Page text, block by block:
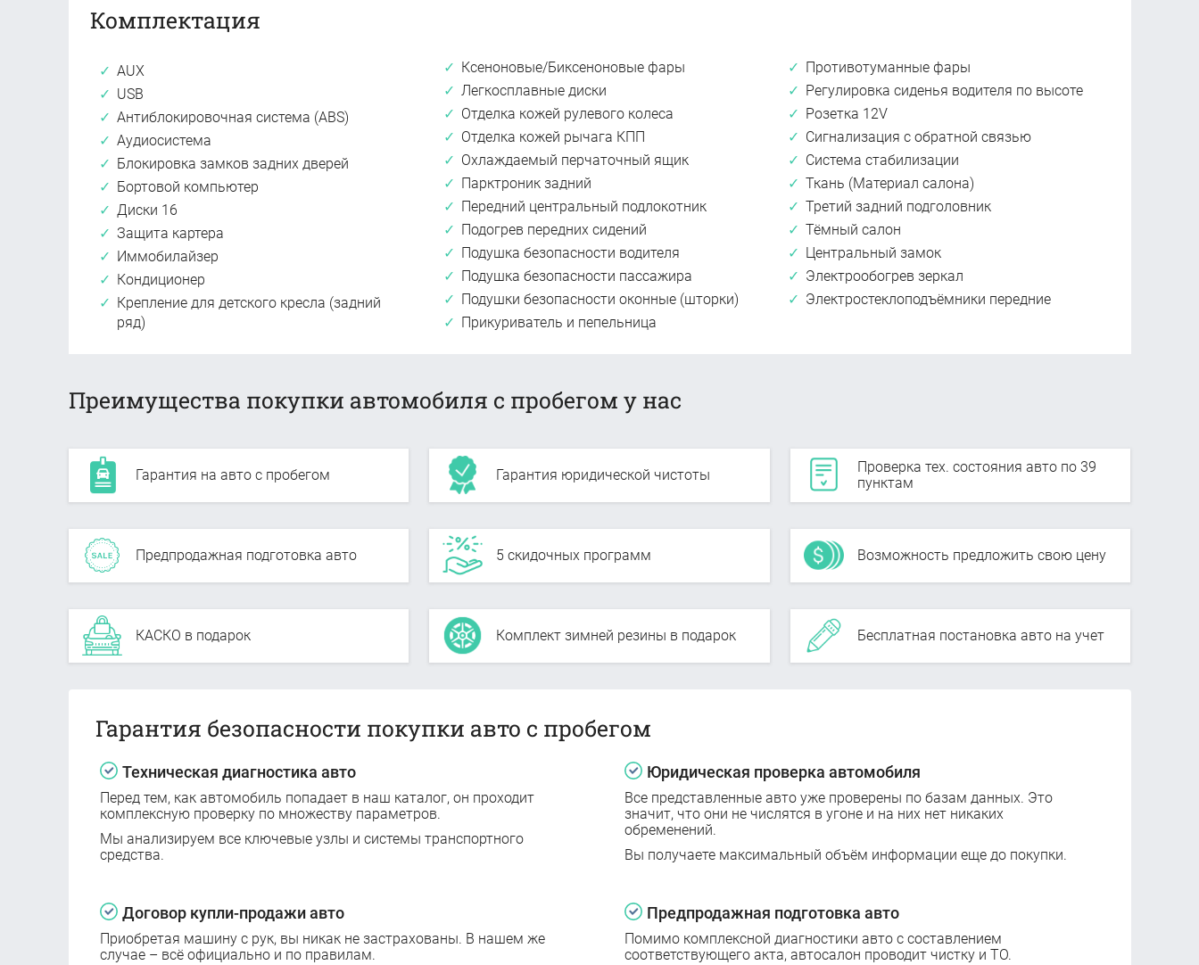
Комплектация
AUX
USB
Антиблокировочная система (ABS)
Аудиосистема
Блокировка замков задних дверей
Бортовой компьютер
Диски 16
Защита картера
Иммобилайзер
Кондиционер
Крепление для детского кресла (задний
ряд)
Ксеноновые/Биксеноновые фары
Легкосплавные диски
Отделка кожей рулевого колеса
Отделка кожей рычага КПП
Охлаждаемый перчаточный ящик
Парктроник задний
Передний центральный подлокотник
Подогрев передних сидений
Подушка безопасности водителя
Подушка безопасности пассажира
Подушки безопасности оконные (шторки)
Прикуриватель и пепельница
Противотуманные фары
Регулировка сиденья водителя по высоте
Розетка 12V
Сигнализация с обратной связью
Система стабилизации
Ткань (Материал салона)
Третий задний подголовник
Тёмный салон
Центральный замок
Электрообогрев зеркал
Электростеклоподъёмники передние
Преимущества покупки автомобиля с пробегом у нас
Гарантия на авто с пробегом Гарантия юридической чистоты
Проверка тех. состояния авто по 39
пунктам
Предпродажная подготовка авто 5 скидочных программ Возможность предложить свою цену
КАСКО в подарок Комплект зимней резины в подарок Бесплатная постановка авто на учет
Гарантия безопасности покупки авто с пробегом
Техническая диагностика авто
Перед тем, как автомобиль попадает в наш каталог, он проходит
комплексную проверку по множеству параметров.
Мы анализируем все ключевые узлы и системы транспортного
средства.
Юридическая проверка автомобиля
Все представленные авто уже проверены по базам данных. Это
значит, что они не числятся в угоне и на них нет никаких
обременений.
Вы получаете максимальный объём информации еще до покупки.
Договор купли-продажи авто
Приобретая машину с рук, вы никак не застрахованы. В нашем же
случае – всё официально и по правилам.
Предпродажная подготовка авто
Помимо комплексной диагностики авто с составлением
соответствующего акта, автосалон проводит чистку и ТО.